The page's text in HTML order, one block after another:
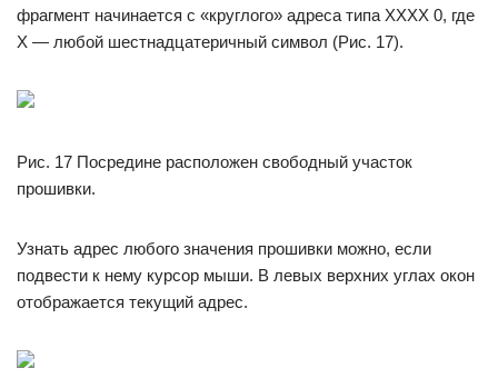
фрагмент начинается с «круглого» адреса типа XXXX 0, где
X — любой шестнадцатеричный символ (Рис. 17).
Рис. 17 Посредине расположен свободный участок
прошивки.
Узнать адрес любого значения прошивки можно, если
подвести к нему курсор мыши. В левых верхних углах окон
отображается текущий адрес.